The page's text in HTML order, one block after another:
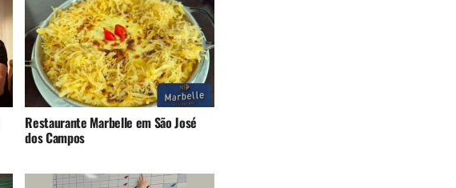
Restaurante Marbelle em São José
dos Campos